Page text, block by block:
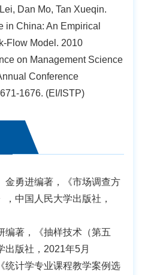
Dan Mo, Tan Xueqin.
in China: An Empirical
Flow Model. 2010
on Management Science
Conference
1676. (EI/ISTP)
金勇进编著，《市场调查方
中国人民大学出版社，
编著，《抽样技术（第五
出版社，2021年5月
统计学专业课程教学案例选